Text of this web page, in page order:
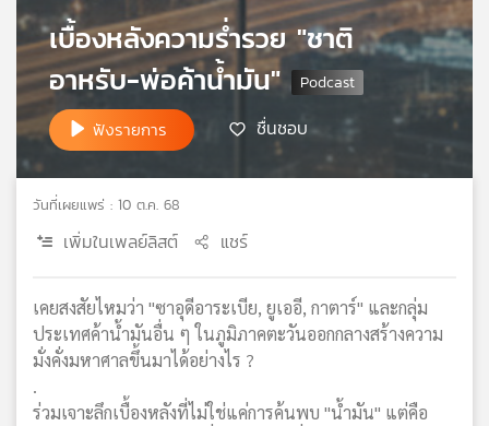
วิทยุ
ไทย
พี
บี
เอส
แผนที่
เครือ
เบื้องหลังความร่ำรวย "ชาติ
อาหรับ-พ่อค้าน้ำมัน"
ฟังรายการ ชื่นชอบ
วันที่เผยแพร่ : 10 ต.ค. 68
เพิ่มในเพลย์ลิสต์ แชร์
เคยสงสัยไหมว่า "ซาอุดีอาระเบีย, ยูเออี, กาตาร์" และกลุ่ม
ประเทศค้าน้ำมันอื่น ๆ ในภูมิภาคตะวันออกกลางสร้างความ
มั่งคั่งมหาศาลขึ้นมาได้อย่างไร ?
.
ร่วมเจาะลึกเบื้องหลังที่ไม่ใช่แค่การค้นพบ "น้ำมัน" แต่คือ